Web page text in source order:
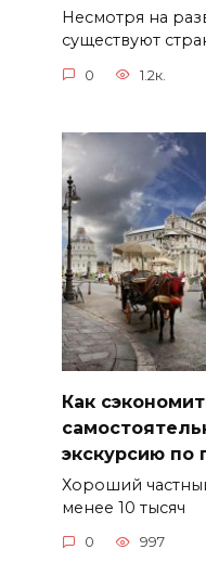
Несмотря на
существуют
0 1.2к.
Как
экскурсию по
Хороший
менее 10 тысяч
0 997